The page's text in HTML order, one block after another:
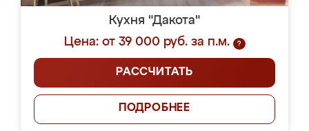
Кухня "Дакота"
Цена: от 39 000 руб. за п.м.
?
РАССЧИТАТЬ
ПОДРОБНЕЕ